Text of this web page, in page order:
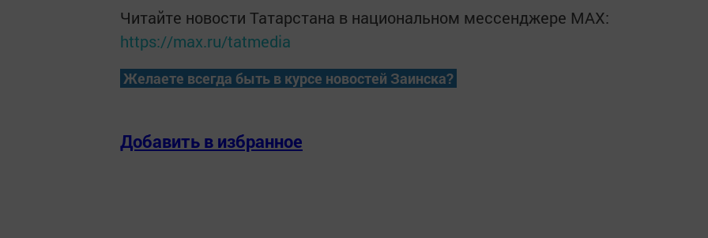
Читайте новости Татарстана в национальном мессенджере MАХ:
https://max.ru/tatmedia
Желаете всегда быть в курсе новостей Заинска?
Добавить в избранное